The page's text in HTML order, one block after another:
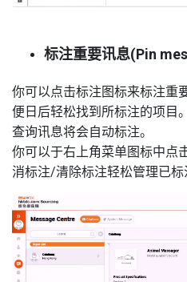
标注重要讯息(Pin
你可以点击标注图标来标注重
便日后轻松找到所标注的项目。
查询讯息将会自动标注。
你可以于右上角菜单图标中点
消标注/清除标注轻松管理已标